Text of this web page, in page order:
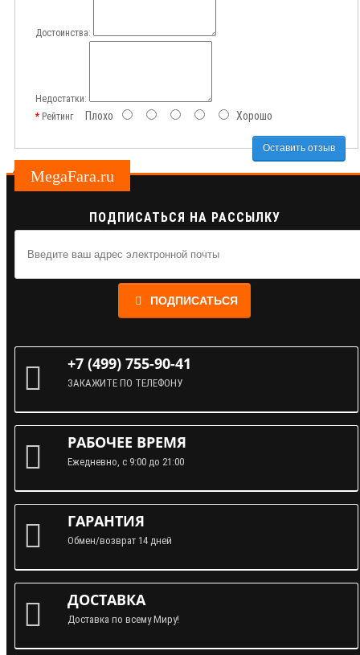
Достоинства:
Недостатки:
РейтингПлохо Хорошо
Оставить отзыв
MegaFara.ru
ПОДПИСАТЬСЯ НА РАССЫЛКУ
ПОДПИСАТЬСЯ
+7 (499) 755-90-41
ЗАКАЖИТЕ ПО ТЕЛЕФОНУ
РАБОЧЕЕ ВРЕМЯ
Ежедневно, с 9:00 до 21:00
ГАРАНТИЯ
Обмен/возврат 14 дней
ДОСТАВКА
Доставка по всему Миру!